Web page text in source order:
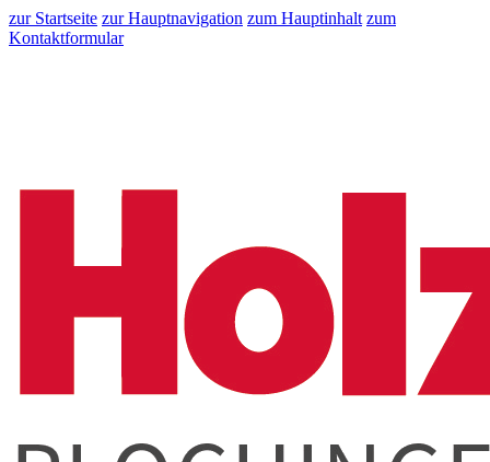
zur Startseite zur Hauptnavigation zum Hauptinhalt zum
Kontaktformular